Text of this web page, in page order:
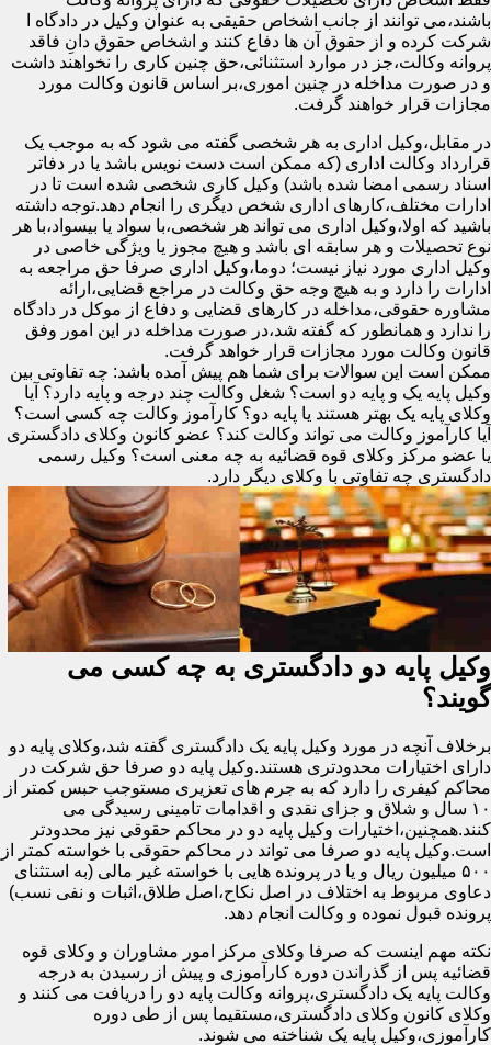
باشند،می توانند از جانب اشخاص حقیقی به عنوان وکیل در دادگاه ا
شرکت کرده و از حقوق آن ها دفاع کنند و اشخاص حقوق دانِ فاقد
پروانه وکالت،جز در موارد استثنائی،حق چنین کاری را نخواهند داشت
و در صورت مداخله در چنین اموری،بر اساس قانون وکالت مورد
مجازات قرار خواهند گرفت.
در مقابل،وکیل اداری به هر شخصی گفته می شود که به موجب یک
قرارداد وکالت اداری (که ممکن است دست نویس باشد یا در دفاتر
اسناد رسمی امضا شده باشد) وکیل کاری شخصی شده است تا در
ادارات مختلف،کارهای اداری شخص دیگری را انجام دهد.توجه داشته
باشید که اولا،وکیل اداری می تواند هر شخصی،با سواد یا بیسواد،با هر
نوع تحصیلات و هر سابقه ای باشد و هیچ مجوز یا ویژگی خاصی در
وکیل اداری مورد نیاز نیست؛ دوما،وکیل اداری صرفا حق مراجعه به
ادارات را دارد و به هیچ وجه حق وکالت در مراجع قضایی،ارائه
مشاوره حقوقی،مداخله در کارهای قضایی و دفاع از موکل در دادگاه
را ندارد و همانطور که گفته شد،در صورت مداخله در این امور وفق
قانون وکالت مورد مجازات قرار خواهد گرفت.
ممکن است این سوالات برای شما هم پیش آمده باشد: چه تفاوتی بین
وکیل پایه یک و پایه دو است؟ شغل وکالت چند درجه و پایه دارد؟ آیا
وکلای پایه یک بهتر هستند یا پایه دو؟ کارآموز وکالت چه کسی است؟
آیا کارآموز وکالت می تواند وکالت کند؟ عضو کانون وکلای دادگستری
یا عضو مرکز وکلای قوه قضائیه به چه معنی است؟ وکیل رسمی
دادگستری چه تفاوتی با وکلای دیگر دارد.
وکیل پایه دو دادگستری به چه کسی می
گویند؟
برخلاف آنچه در مورد وکیل پایه یک دادگستری گفته شد،وکلای پایه دو
دارای اختیارات محدودتری هستند.وکیل پایه دو صرفا حق شرکت در
محاکم کیفری را دارد که به جرم های تعزیری مستوجب حبس کمتر از
۱۰ سال و شلاق و جزای نقدی و اقدامات تامینی رسیدگی می
کنند.همچنین،اختیارات وکیل پایه دو در محاکم حقوقی نیز محدودتر
است.وکیل پایه دو صرفا می تواند در محاکم حقوقی با خواسته کمتر از
۵۰۰ میلیون ریال و یا در پرونده هایی با خواسته غیر مالی (به استثنای
دعاوی مربوط به اختلاف در اصل نکاح،اصل طلاق،اثبات و نفی نسب)
پرونده قبول نموده و وکالت انجام دهد.
نکته مهم اینست که صرفا وکلای مرکز امور مشاوران و وکلای قوه
قضائیه پس از گذراندن دوره کارآموزی و پیش از رسیدن به درجه
وکالت پایه یک دادگستری،پروانه وکالت پایه دو را دریافت می کنند و
وکلای کانون وکلای دادگستری،مستقیما پس از طی دوره
کارآموزی،وکیل پایه یک شناخته می شوند.